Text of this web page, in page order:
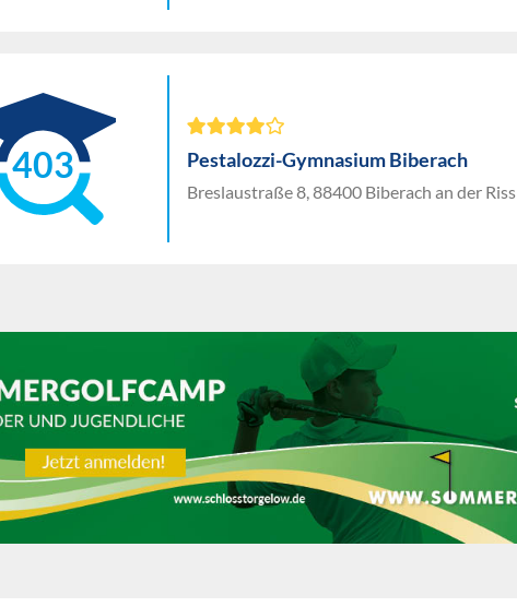
403 Pestalozzi-Gymnasium Biberach
Breslaustraße 8, 88400 Biberach an der Riss